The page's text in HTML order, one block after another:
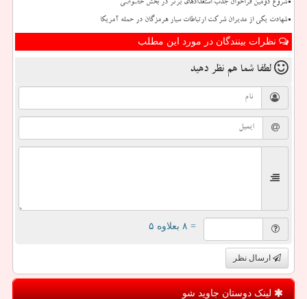
شروع دومین فراخوان جذب استعدادهای برتر در بخش خصوصی
شهادت یکی از مدیران شرکت ارتباطات سیار هرمزگان در حمله آمریکا
نظرات بینندگان در مورد این مطلب
لطفا شما هم نظر دهید
= ۸ بعلاوه ۵
ارسال نظر
لینک دوستان جاوید شو